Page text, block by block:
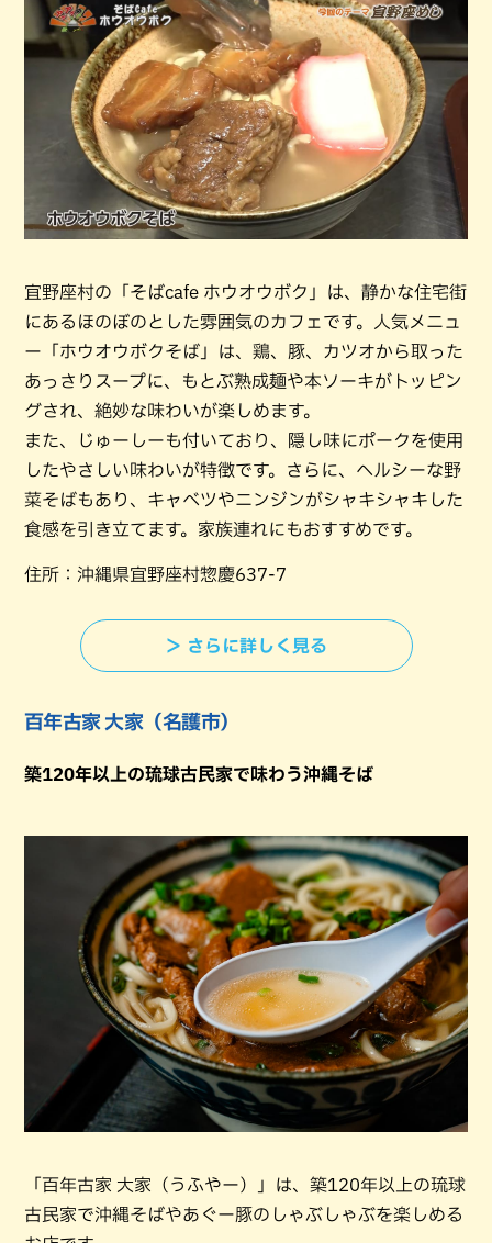
宜野座村の「そばcafe ホウオウボク」は、静かな住宅街
にあるほのぼのとした雰囲気のカフェです。人気メニュ
ー「ホウオウボクそば」は、鶏、豚、カツオから取った
あっさりスープに、もとぶ熟成麺や本ソーキがトッピン
グされ、絶妙な味わいが楽しめます。
また、じゅーしーも付いており、隠し味にポークを使用
したやさしい味わいが特徴です。さらに、ヘルシーな野
菜そばもあり、キャベツやニンジンがシャキシャキした
食感を引き立てます。家族連れにもおすすめです。
住所：沖縄県宜野座村惣慶637-7
＞ さらに詳しく見る
百年古家 大家（名護市）
築120年以上の琉球古民家で味わう沖縄そば
「百年古家 大家（うふやー）」は、築120年以上の琉球
古民家で沖縄そばやあぐー豚のしゃぶしゃぶを楽しめる